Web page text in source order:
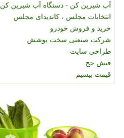
آب شیرین کن - دستگاه آب شیرین کن
انتخابات مجلس ، کاندیدای مجلس
خرید و فروش خودرو
شرکت صنعتی سخت پوشش
طراحی سایت
فیش حج
قیمت بیسیم